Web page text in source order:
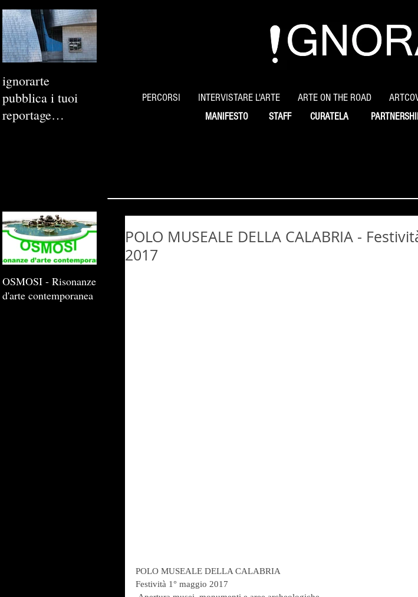
ignorarte
pubblica i tuoi
reportage
PERCORSI INTERVISTARE L'ARTE ARTE ON THE ROAD
MANIFESTO STAFF CURATELA
POLO MUSEALE DELLA CALABRIA -
2017
POLO MUSEALE DELLA CALABRIA
Festività 1° maggio 2017
OSMOSI - Risonanze
d'arte contemporanea